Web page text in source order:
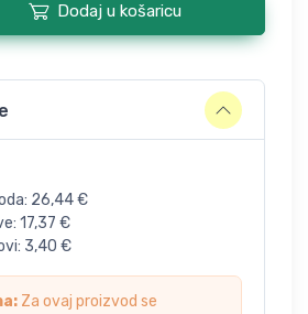
Dodaj u košaricu
26,44€
17,37 €
3,40 €
Za ovaj proizvod se